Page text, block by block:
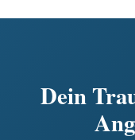
Dein